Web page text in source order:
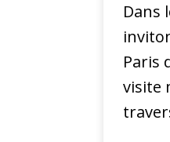
Dans
Paris
visite